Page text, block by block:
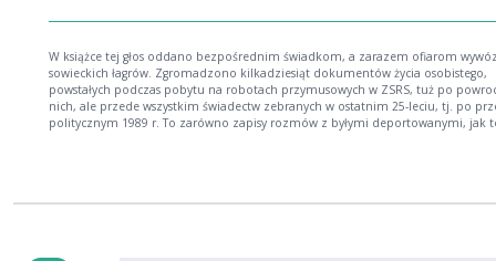
W książce tej głos oddano bezpośrednim świadkom, a zarazem ofiarom
sowieckich łagrów. Zgromadzono kilkadziesiąt dokumentów życia osobistego,
powstałych podczas pobytu na robotach przymusowych w ZSRS, tuż po
nich, ale przede wszystkim świadectw zebranych w ostatnim 25-leciu, tj. po
politycznym 1989 r. To zarówno zapisy rozmów z byłymi deportowanymi, jak